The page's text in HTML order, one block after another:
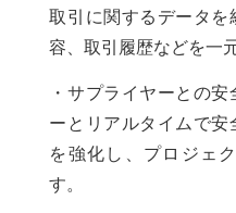
取引に関するデータ
容、取引履歴などを一
・サプライヤーとの
ーとリアルタイムで
を強化し、プロジェ
す。